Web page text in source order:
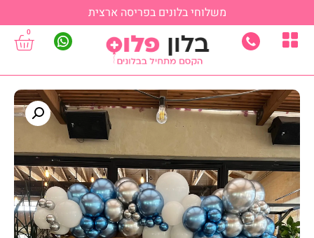
משלוחי בלונים בפריסה ארצית
0